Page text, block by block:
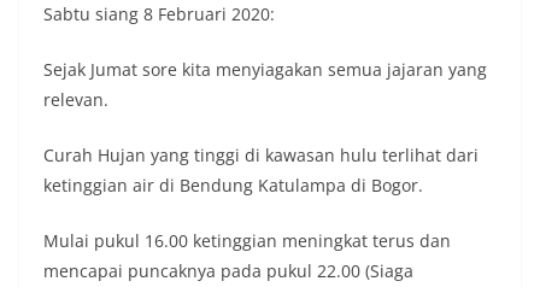
Sabtu siang 8 Februari 2020:
Sejak Jumat sore kita menyiagakan semua jajaran yang
relevan.
Curah Hujan yang tinggi di kawasan hulu terlihat dari
ketinggian air di Bendung Katulampa di Bogor.
Mulai pukul 16.00 ketinggian meningkat terus dan
mencapai puncaknya pada pukul 22.00 (Siaga